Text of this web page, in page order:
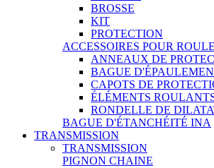
BROSSE
KIT
PROTECTION
ACCESSOIRES POUR
ANNEAUX DE
BAGUE
CAPOTS DE
ÉLÉMENTS
RONDELLE DE
BAGUE D'ÉTANCHÉITÉ INA
TRANSMISSION
TRANSMISSION
PIGNON CHAINE